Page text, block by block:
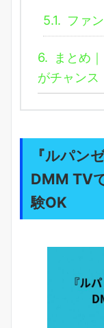
5.1. ファ
6.
まとめ
がチャンス
『ルパン
DMM TV
験OK